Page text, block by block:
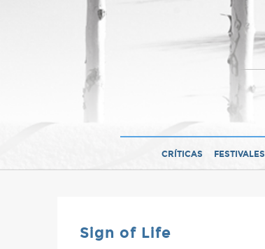
CRÍTICAS FESTIVALES
Sign of Life